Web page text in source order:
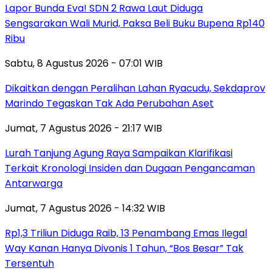
Lapor Bunda Eva! SDN 2 Rawa Laut Diduga
Sengsarakan Wali Murid, Paksa Beli Buku Bupena Rp140
Ribu
Sabtu, 8 Agustus 2026 - 07:01 WIB
Dikaitkan dengan Peralihan Lahan Ryacudu, Sekdaprov
Marindo Tegaskan Tak Ada Perubahan Aset
Jumat, 7 Agustus 2026 - 21:17 WIB
Lurah Tanjung Agung Raya Sampaikan Klarifikasi
Terkait Kronologi Insiden dan Dugaan Pengancaman
Antarwarga
Jumat, 7 Agustus 2026 - 14:32 WIB
Rp1,3 Triliun Diduga Raib, 13 Penambang Emas Ilegal
Way Kanan Hanya Divonis 1 Tahun, “Bos Besar” Tak
Tersentuh